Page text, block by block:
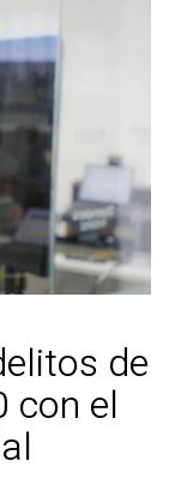
de
con el